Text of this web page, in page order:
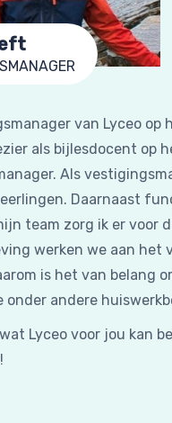
van Lyceo op
als bijlesdocent op
Als
Daarnaast
team zorg ik er voor
werken we aan het
is het van belang
andere
Lyceo voor jou kan